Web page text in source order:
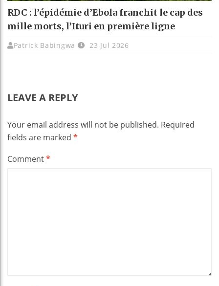
RDC : l’épidémie d’Ebola franchit le cap des
mille morts, l’Ituri en première ligne
Patrick Babingwa 23 Jul 2026
LEAVE A REPLY
Your email address will not be published. Required
fields are marked *
Comment*